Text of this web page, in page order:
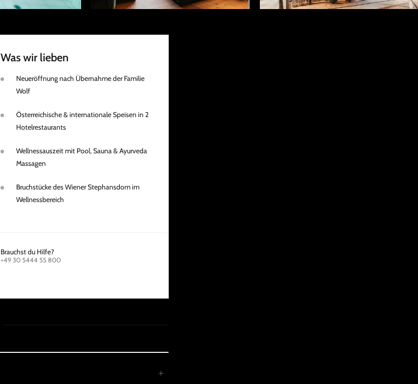
Was wir lieben
Neueröffnung nach Übernahme der Familie
Wolf
Österreichische & internationale Speisen in 2
Hotelrestaurants
Wellnessauszeit mit Pool, Sauna & Ayurveda
Massagen
Bruchstücke des Wiener Stephansdom im
Wellnessbereich
Brauchst du Hilfe?
+49 30 5444 55 800